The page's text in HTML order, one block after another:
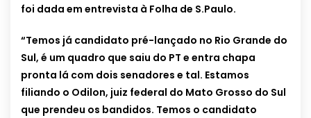
foi dada em entrevista à Folha de S.Paulo.
“Temos já candidato pré-lançado no Rio Grande do
Sul, é um quadro que saiu do PT e entra chapa
pronta lá com dois senadores e tal. Estamos
filiando o Odilon, juiz federal do Mato Grosso do Sul
que prendeu os bandidos. Temos o candidato